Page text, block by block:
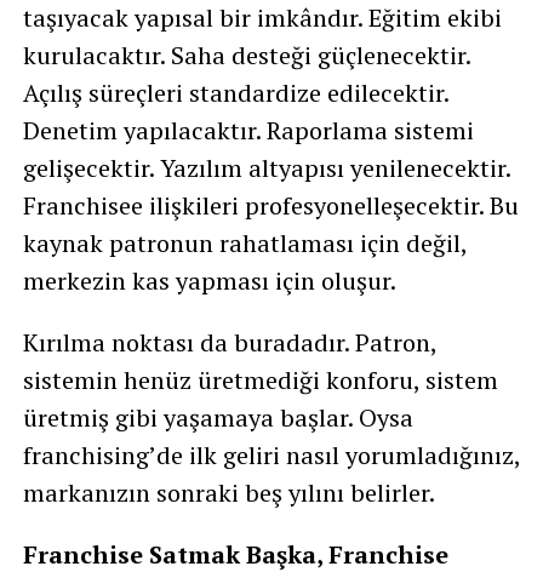
taşıyacak yapısal bir imkândır. Eğitim ekibi
kurulacaktır. Saha desteği güçlenecektir.
Açılış süreçleri standardize edilecektir.
Denetim yapılacaktır. Raporlama sistemi
gelişecektir. Yazılım altyapısı yenilenecektir.
Franchisee ilişkileri profesyonelleşecektir. Bu
kaynak patronun rahatlaması için değil,
merkezin kas yapması için oluşur.
Kırılma noktası da buradadır. Patron,
sistemin henüz üretmediği konforu, sistem
üretmiş gibi yaşamaya başlar. Oysa
franchising’de ilk geliri nasıl yorumladığınız,
markanızın sonraki beş yılını belirler.
Franchise Satmak Başka, Franchise